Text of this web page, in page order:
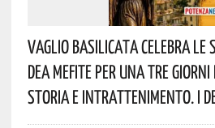
Vaglio Basilicata Celebra Le
Dea Mefite Per Una Tre Giorni
Storia E Intrattenimento. I